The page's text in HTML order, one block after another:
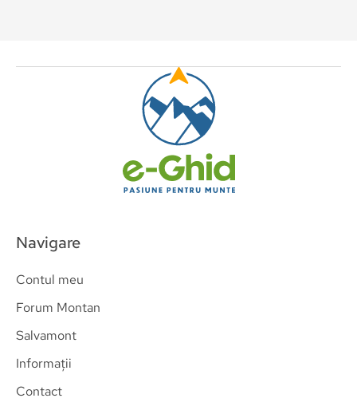
Navigare
Contul meu
Forum Montan
Salvamont
Informații
Contact